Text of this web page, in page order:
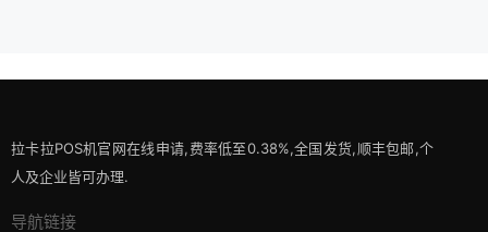
拉卡拉POS机官网在线申请,费率低至0.38%,全国发货,顺丰包邮,个
人及企业皆可办理.
导航链接